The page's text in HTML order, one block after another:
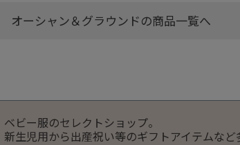
オーシャン＆グラウンドの商品一覧へ
ベビー服のセレクトショップ。
新生児用から出産祝い等のギフトアイテムなど